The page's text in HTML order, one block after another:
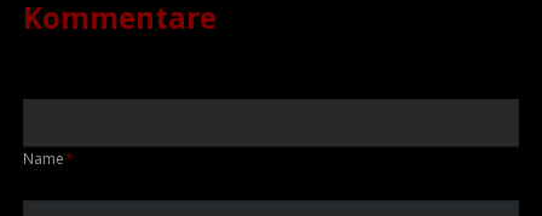
Kommentare
Pflichtfeld
Name*